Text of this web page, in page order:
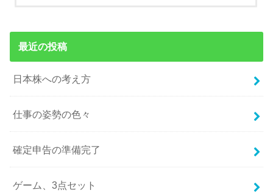
最近の投稿
日本株への考え方
仕事の姿勢の色々
確定申告の準備完了
ゲーム、3点セット